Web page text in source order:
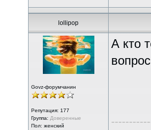
lollipop
Govz-форумчанин
Репутация: 177
Группа: Доверенные
Пол: женский
А кто